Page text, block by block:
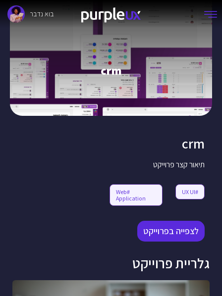
בוא נדבר
crm
crm
תיאור קצר פרוייקט
#UX UI
#Web
Application
לצפייה בפרוייקט
גלריית פרוייקט